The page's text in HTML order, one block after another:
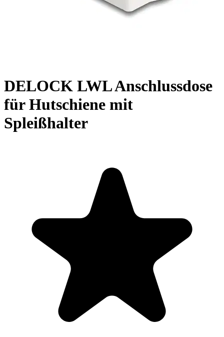
DELOCK LWL Anschlussdose
für Hutschiene mit
Spleißhalter